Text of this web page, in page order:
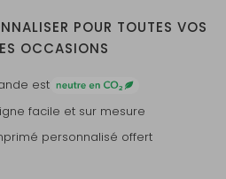
POUR TOUTES VOS
OCCASIONS
est
facile et sur mesure
personnalisé offert